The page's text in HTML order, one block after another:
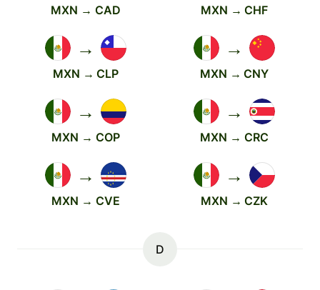
MXN → CAD MXN → CHF
→
MXN → CLP
→
MXN → CNY
→
MXN → COP
→
MXN → CRC
→
MXN → CVE
→
MXN → CZK
D